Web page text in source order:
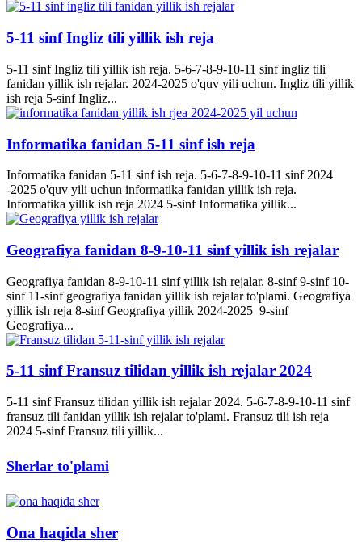
5-11 sinf Ingliz tili yillik ish reja
5-11 sinf Ingliz tili yillik ish reja. 5-6-7-8-9-10-11 sinf ingliz tili
fanidan yillik ish rejalar. 2024-2025 o'quv yili uchun. Ingliz tili yillik
ish reja 5-sinf Ingliz...
Informatika fanidan 5-11 sinf ish reja
Informatika fanidan 5-11 sinf ish reja. 5-6-7-8-9-10-11 sinf 2024
-2025 o'quv yili uchun informatika fanidan yillik ish reja.
Informatika yillik ish reja 2024 5-sinf Informatika yillik...
Geografiya fanidan 8-9-10-11 sinf yillik ish rejalar
Geografiya fanidan 8-9-10-11 sinf yillik ish rejalar. 8-sinf 9-sinf 10-
sinf 11-sinf geografiya fanidan yillik ish rejalar to'plami. Geografiya
yillik ish reja 8-sinf Geografiya yillik 2024-2025 9-sinf
Geografiya...
5-11 sinf Fransuz tilidan yillik ish rejalar 2024
5-11 sinf Fransuz tilidan yillik ish rejalar 2024. 5-6-7-8-9-10-11 sinf
fransuz tili fanidan yillik ish rejalar to'plami. Fransuz tili ish reja
2024 5-sinf Fransuz tili yillik...
Sherlar to'plami
Ona haqida sher